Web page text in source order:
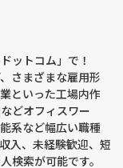
有個人データに関
加または削除、利
開示等という)に
社の個人情報の取
を参照してくだ
人情報の取得
て、本人が容易に
っておりません。
ットコム」で！
さまざまな雇用形
といった工場内作
どオフィスワー
系など幅広い職種
入、未経験歓迎、短
検索が可能です。